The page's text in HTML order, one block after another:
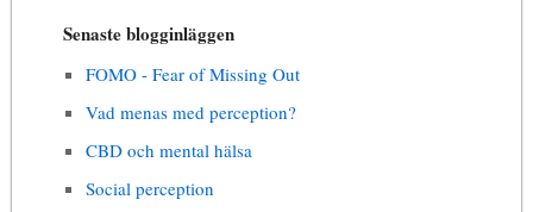
Senaste blogginläggen
FOMO - Fear of Missing Out
Vad menas med perception?
CBD och mental hälsa
Social perception